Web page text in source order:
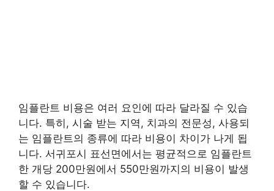
임플란트 비용은 여러 요인에 따라 달라질 수 있습
니다. 특히, 시술 받는 지역, 치과의 전문성, 사용되
는 임플란트의 종류에 따라 비용이 차이가 나게 됩
니다. 서귀포시 표선면에서는 평균적으로 임플란트
한 개당 200만원에서 550만원까지의 비용이 발생
할 수 있습니다.